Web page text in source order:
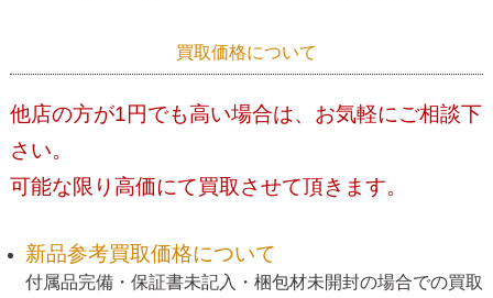
買取価格について
他店の方が1円でも高い場合は、お気軽にご相談下
さい。
可能な限り高価にて買取させて頂きます。
新品参考買取価格について
付属品完備・保証書未記入・梱包材未開封の場合での買取